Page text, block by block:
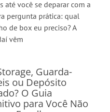
até você se deparar com a
pergunta prática: qual
de box eu preciso? A
vêm
Guarda-
ou Depósito
O Guia
para Você Não